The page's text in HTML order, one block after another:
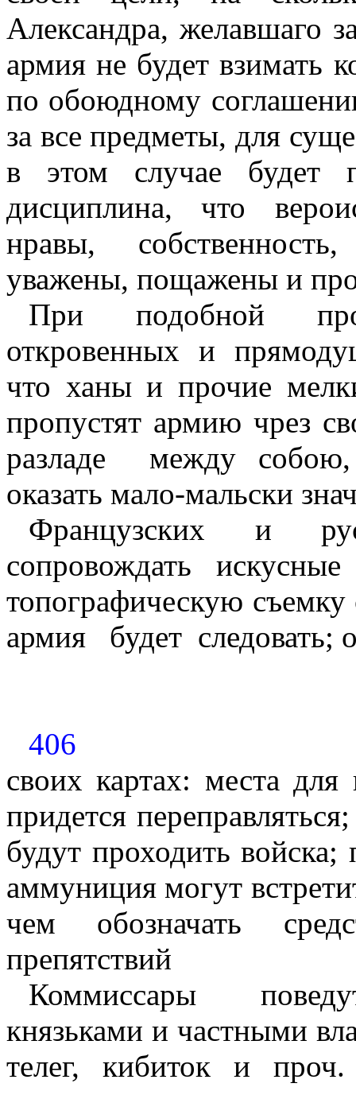
Александра, желавшаго
армия не будет взимать
по обоюдному
за все предметы, для
в этом случае будет
дисциплина, что
нравы,
уважены, пощажены и
При подобной
откровенных и
что ханы и прочие
пропустят армию чрез
разладе
между
оказать мало-мальски
Французских и
сопровождать
топографическую съемку
армия
будет следовать;
406
своих картах: места
придется
будут проходить
аммуниция могут
чем обозначать
препятствий
Коммиссары
князьками и частными
телег, кибиток и